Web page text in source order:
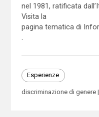
nel 1981, ratificata
Visita la
pagina tematica di
Esperienze
discriminazione di genere